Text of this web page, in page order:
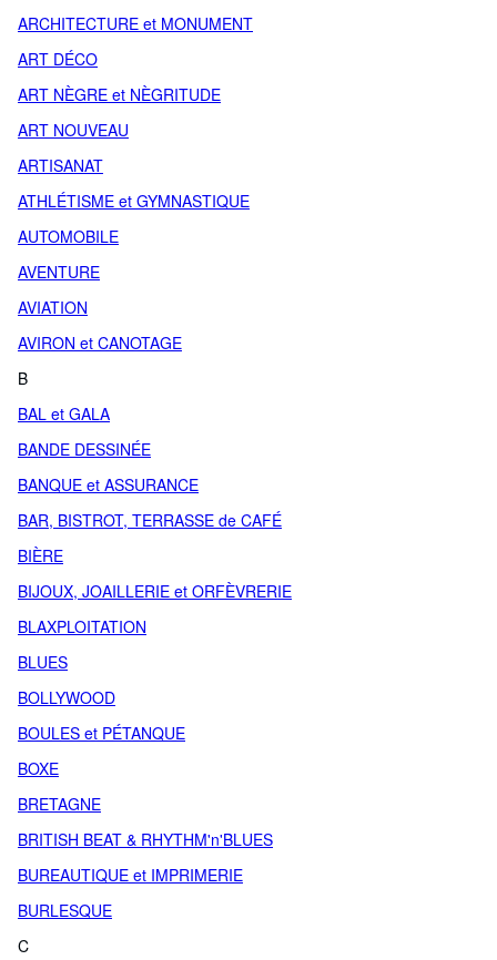
ARCHITECTURE et MONUMENT
ART DÉCO
ART NÈGRE et NÈGRITUDE
ART NOUVEAU
ARTISANAT
ATHLÉTISME et GYMNASTIQUE
AUTOMOBILE
AVENTURE
AVIATION
AVIRON et CANOTAGE
B
BAL et GALA
BANDE DESSINÉE
BANQUE et ASSURANCE
BAR, BISTROT, TERRASSE de CAFÉ
BIÈRE
BIJOUX, JOAILLERIE et ORFÈVRERIE
BLAXPLOITATION
BLUES
BOLLYWOOD
BOULES et PÉTANQUE
BOXE
BRETAGNE
BRITISH BEAT & RHYTHM'n'BLUES
BUREAUTIQUE et IMPRIMERIE
BURLESQUE
C